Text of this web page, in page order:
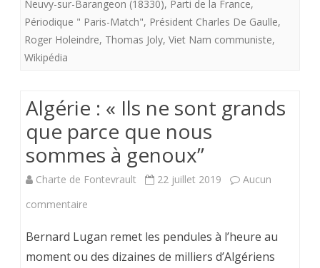
Dieu
qui
n’était
qu’humaine
…
vie
Neuvy-sur-Barangeon (18330), Parti de la France,
Périodique " Paris-Match", Président Charles De Gaulle,
Roger Holeindre, Thomas Joly, Viet Nam communiste,
Wikipédia
Algérie : « Ils ne sont grands
que parce que nous
sommes à genoux”
Charte de Fontevrault 22 juillet 2019
Aucun
commentaire
Bernard Lugan remet les pendules à l’heure au
moment ou des dizaines de milliers d’Algériens